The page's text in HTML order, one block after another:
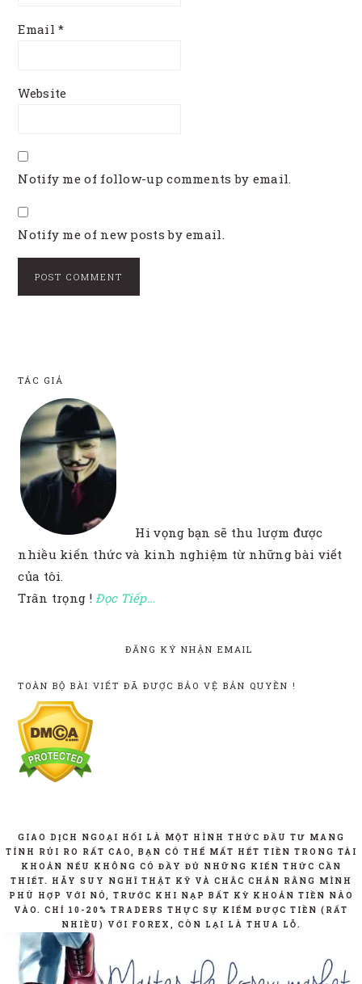
Email*
Website
Notify me of follow-up comments by email.
Notify me of new posts by email.
FOOTER
TÁC GIẢ
Hi vọng bạn sẽ thu lượm được
nhiều kiến thức và kinh nghiệm từ những bài viết
của tôi.
Trân trọng !Đọc Tiếp…
ĐĂNG KÝ NHẬN EMAIL
TOÀN BỘ BÀI VIẾT ĐÃ ĐƯỢC BẢO VỆ BẢN QUYỀN !
GIAO DỊCH NGOẠI HỐI LÀ MỘT HÌNH THỨC ĐẦU TƯ MANG
TÍNH RỦI RO RẤT CAO, BẠN CÓ THỂ MẤT HẾT TIỀN TRONG TÀI
KHOẢN NẾU KHÔNG CÓ ĐẦY ĐỦ NHỮNG KIẾN THỨC CẦN
THIẾT. HÃY SUY NGHĨ THẬT KỸ VÀ CHẮC CHẮN RẰNG MÌNH
PHÙ HỢP VỚI NÓ, TRƯỚC KHI NẠP BẤT KỲ KHOẢN TIỀN NÀO
VÀO. CHỈ 10-20% TRADERS THỰC SỰ KIẾM ĐƯỢC TIỀN (RẤT
NHIỀU) VỚI FOREX, CÒN LẠI LÀ THUA LỖ.